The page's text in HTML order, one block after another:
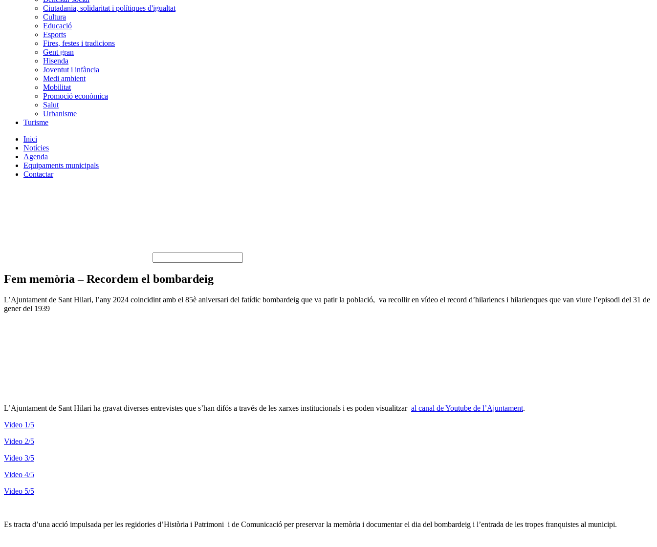
Ciutadania, solidaritat i polítiques d'igualtat
Cultura
Educació
Esports
Fires, festes i tradicions
Gent gran
Hisenda
Joventut i infància
Medi ambient
Mobilitat
Promoció econòmica
Salut
Urbanisme
Turisme
Inici
Notícies
Agenda
Equipaments municipals
Contactar
Fem memòria – Recordem el bombardeig
L’Ajuntament de Sant Hilari, l’any 2024 coincidint amb el 85è aniversari del fatídic bombardeig que va patir la població, va recollir en vídeo el record d’hilariencs i hilarienques que van viure l’episodi del 31 de
gener del 1939
L’Ajuntament de Sant Hilari ha gravat diverses entrevistes que s’han difós a través de les xarxes institucionals i es poden visualitzar al canal de Youtube de l’Ajuntament.
Video 1/5
Video 2/5
Video 3/5
Video 4/5
Video 5/5
Es tracta d’una acció impulsada per les regidories d’Història i Patrimoni i de Comunicació per preservar la memòria i documentar el dia del bombardeig i l’entrada de les tropes franquistes al municipi.